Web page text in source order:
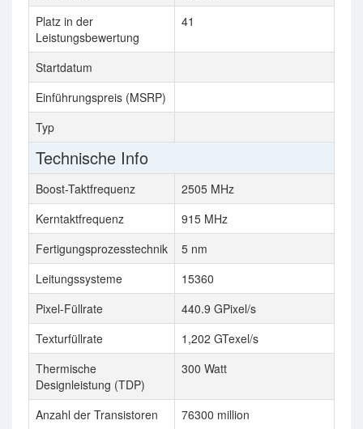
Platz in der
Leistungsbewertung
41
Startdatum
Einführungspreis (MSRP)
Typ
Technische Info
Boost-Taktfrequenz
2505 MHz
Kerntaktfrequenz
915 MHz
Fertigungsprozesstechnik
5 nm
Leitungssysteme
15360
Pixel-Füllrate
440.9 GPixel/s
Texturfüllrate
1,202 GTexel/s
Thermische
Designleistung (TDP)
300 Watt
Anzahl der Transistoren 76300 million